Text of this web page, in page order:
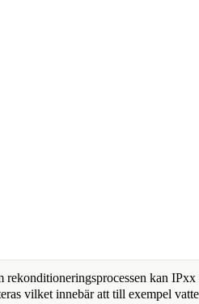
rekonditioneringsprocessen kan
vilket innebär att till exempel